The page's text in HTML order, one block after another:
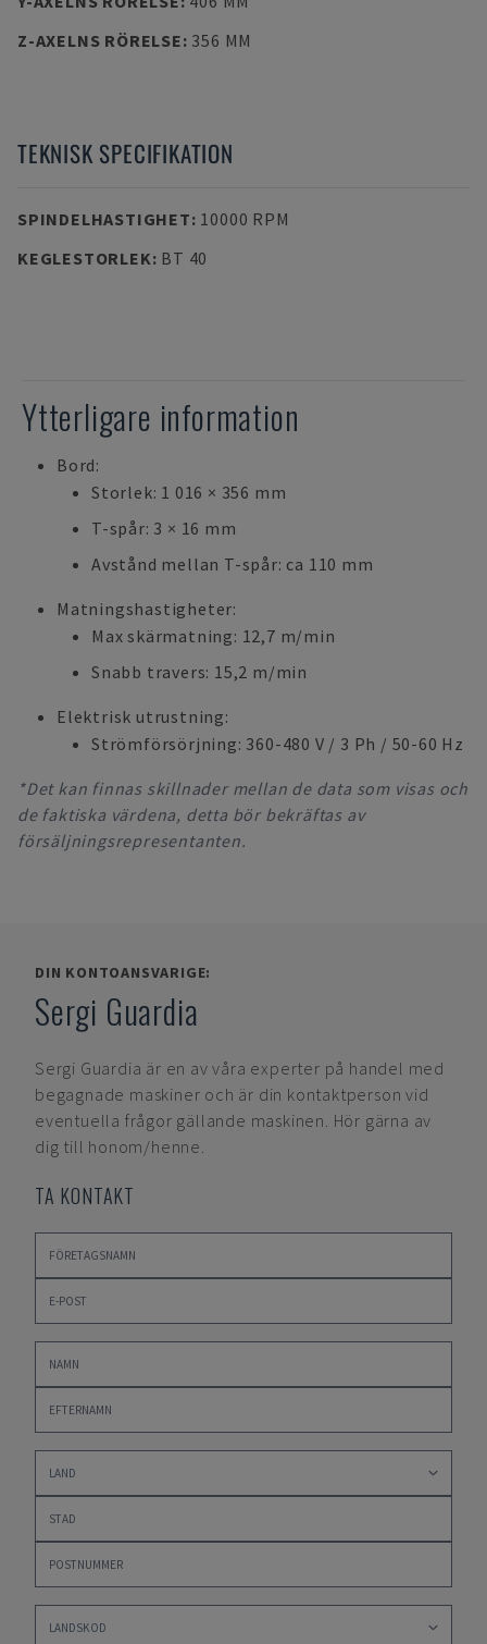
Z-AXELNS RÖRELSE: 356 MM
TEKNISK SPECIFIKATION
SPINDELHASTIGHET: 10000 RPM
KEGLESTORLEK: BT 40
Ytterligare information
Bord:
Storlek: 1 016 × 356 mm
T-spår: 3 × 16 mm
Avstånd mellan T-spår: ca 110 mm
Matningshastigheter:
Max skärmatning: 12,7 m/min
Snabb travers: 15,2 m/min
Elektrisk utrustning:
Strömförsörjning: 360-480 V / 3 Ph / 50-60 Hz
*Det kan finnas skillnader mellan de data som visas och
de faktiska värdena, detta bör bekräftas av
försäljningsrepresentanten.
DIN KONTOANSVARIGE:
Sergi Guardia
Sergi Guardia är en av våra experter på handel med
begagnade maskiner och är din kontaktperson vid
eventuella frågor gällande maskinen. Hör gärna av
dig till honom/henne.
TA KONTAKT